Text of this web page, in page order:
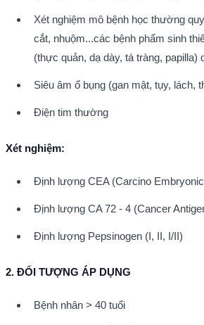
Xét nghiệm mô bệnh học thường
cắt, nhuộm...các bệnh phẩm sinh
(thực quản, dạ dày, tá tràng, papilla)
Siêu âm ổ bụng (gan mật, tụy, lách,
Điện tim thường
Xét nghiệm:
Định lượng CEA (Carcino
Định lượng CA 72 - 4 (Cancer
Định lượng Pepsinogen (I, II, I/II)
2. ĐỐI TƯỢNG ÁP DỤNG
Bệnh nhân > 40 tuổi